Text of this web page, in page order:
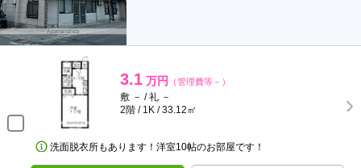
3.1 万円 （管理費等－）
敷 － / 礼 －
2階 / 1K / 33.12㎡
洗面脱衣所もあります！洋室10帖のお部屋です！